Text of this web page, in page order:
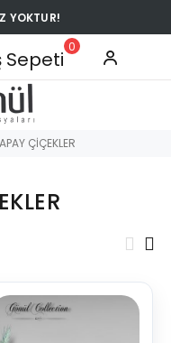
YOKTUR!
Sepeti
0
ÇİÇEKLER